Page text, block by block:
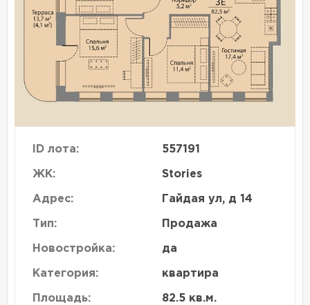
ID лота: 557191
ЖК: Stories
Адрес: Гайдая ул, д 14
Тип: Продажа
Новостройка: да
Категория: квартира
Площадь: 82.5 кв.м.